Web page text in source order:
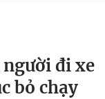
người đi xe
bỏ chạy